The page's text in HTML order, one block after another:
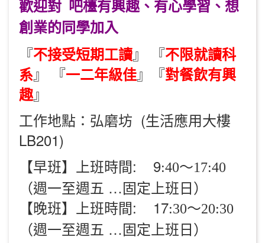
歡迎對 吧檯有興趣、有心學習、想
創業的同學加入
『不接受短期工讀』 『不限就讀科
系』 『一二年級佳』『對餐飲有興
趣』
工作地點：弘磨坊 (生活應用大樓
LB201)
【早班】上班時間: 9:40～17:40
（週一至週五 …固定上班日）
【晚班】上班時間: 17:30～20:30
（週一至週五 …固定上班日）